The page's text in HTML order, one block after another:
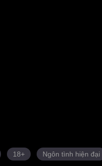
18+ Ngôn tình hiện đại